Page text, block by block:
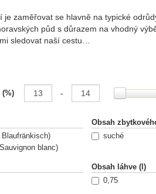
je zaměřovat se hlavně na typické
půd s důrazem na vhodný
sledovat naší cestu…
našeho vinaření se začala psát v
a proto zejména jemu patří velké
s půl hektarem záhumenkové vinice,
mělkým třetihorním mořem, jehož dno
umístění jsou půdy nasyceny
používáme co nejšetrnější přípravky
podle parametrů
-
blanc)
Obsah
suché
Obsah láhve (l)
0,75